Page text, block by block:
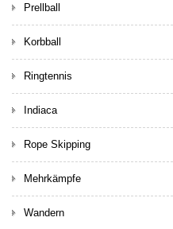
Prellball
Korbball
Ringtennis
Indiaca
Rope Skipping
Mehrkämpfe
Wandern